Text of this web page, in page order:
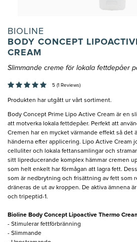
BIOLINE
BODY CONCEPT
CREAM
Slimmande creme för lokala fettdepåer
5 (1 Reviews)
Produkten har utgått ur vårt sortiment.
Body Concept Prime Lipo Active Cream är en
att motverka lokala fettdepåer. Perfekt att
Cremen har en mycket värmande effekt så det
händerna efter applicering. Lipo Active Cream
celluliter och lokala fettansamlingar och
sitt lipreducerande komplex hämmar cremen
som helt enkelt har förmågan att lagra fett.
som är nedbrytning och frisättning av fett som
dräneras de ut av kroppen. De aktiva ämnena
och tripeptid-1.
Bioline Body Concept Lipoactive Thermo
- Stimulerar fettförbränning
- Slimmande